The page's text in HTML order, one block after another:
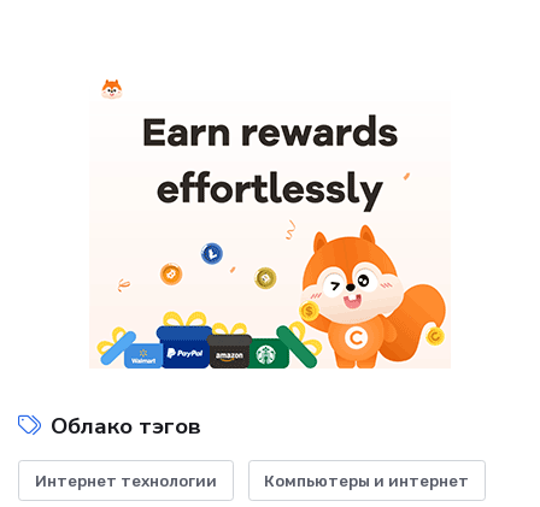
Облако тэгов
Интернет технологии Компьютеры и интернет